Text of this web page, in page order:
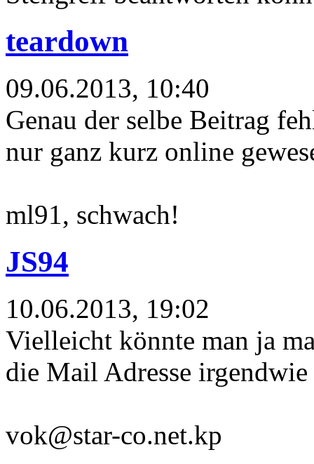
teardown
09.06.2013, 10:40
Genau der selbe Beitrag
nur ganz kurz online
ml91, schwach!
JS94
10.06.2013, 19:02
Vielleicht könnte man ja
die Mail Adresse
vok@star-co.net.kp